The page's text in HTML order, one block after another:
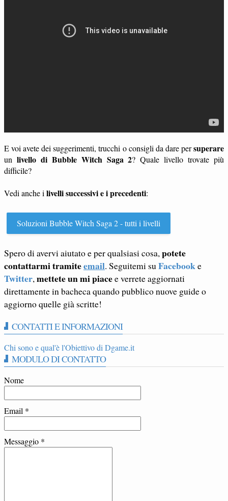
E voi avete dei suggerimenti, trucchi o consigli da dare persuperare
un livello di Bubble Witch Saga 2? Quale livello trovate più
difficile?
Vedi anche i livelli successivi e i precedenti:
Soluzioni Bubble Witch Saga 2 - tutti i livelli
Spero di avervi aiutato e per qualsiasi cosa,potete
contattarmi tramiteemail. Seguitemi suFacebooke
Twitter,mettete un mi piacee verrete aggiornati
direttamente in bacheca quando pubblico nuove guide o
aggiorno quelle già scritte!
CONTATTI E INFORMAZIONI
Chi sono e qual'è l'Obiettivo di Dgame.it
MODULO DI CONTATTO
Nome
Email *
Messaggio *